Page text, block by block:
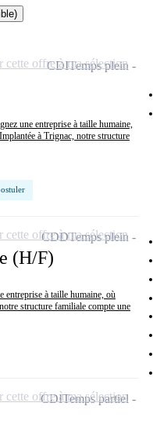
une entreprise à taille humaine,
à Trignac, notre structure
CDITemps plein
cette offre à ma sélection
(H/F)
à taille humaine, où
structure familiale compte une
CDDTemps plein
cette offre à ma sélection
CDITemps partiel
cette offre à ma sélection